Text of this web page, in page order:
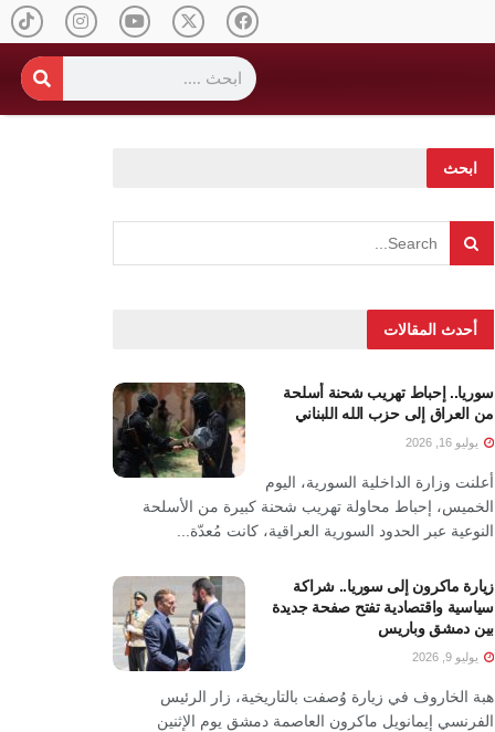
ابحث
أحدث المقالات
سوريا.. إحباط تهريب شحنة أسلحة
من العراق إلى حزب الله اللبناني
يوليو 16, 2026
أعلنت وزارة الداخلية السورية، اليوم
الخميس، إحباط محاولة تهريب شحنة كبيرة من الأسلحة
النوعية عبر الحدود السورية العراقية، كانت مُعدّة...
زيارة ماكرون إلى سوريا.. شراكة
سياسية واقتصادية تفتح صفحة جديدة
بين دمشق وباريس
يوليو 9, 2026
هبة الخاروف في زيارة وُصفت بالتاريخية، زار الرئيس
الفرنسي إيمانويل ماكرون العاصمة دمشق يوم الإثنين